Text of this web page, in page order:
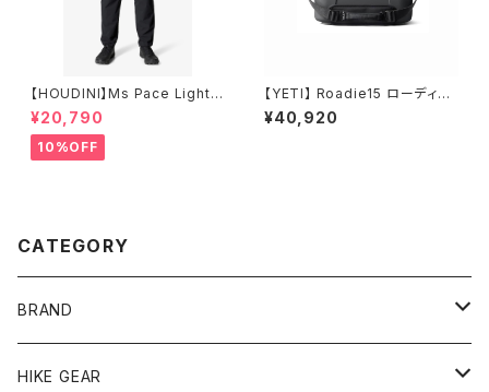
【HOUDINI】Ms Pace Light P
ants
¥20,790
10%OFF
【YETI】 Roadie15 ローディー1
5 ハードクーラー
¥40,920
CATEGORY
BRAND
andwander
HIKE GEAR